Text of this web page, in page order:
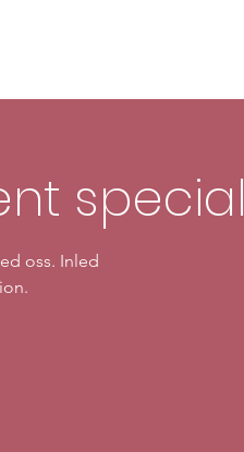
special
oss. Inled